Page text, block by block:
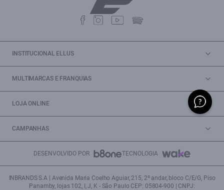
INSTITUCIONAL ELLUS
MULTIMARCAS E FRANQUIAS
LOJA ONLINE
CAMPANHAS
DESENVOLVIDO POR TECNOLOGIA
INBRANDS S.A | Avenida Maria Coelho Aguiar, 215, 2º andar, bloco C/E/G, Piso
Panamby, lojas 102, I, J, K - São Paulo CEP: 05804-900 | CNPJ: